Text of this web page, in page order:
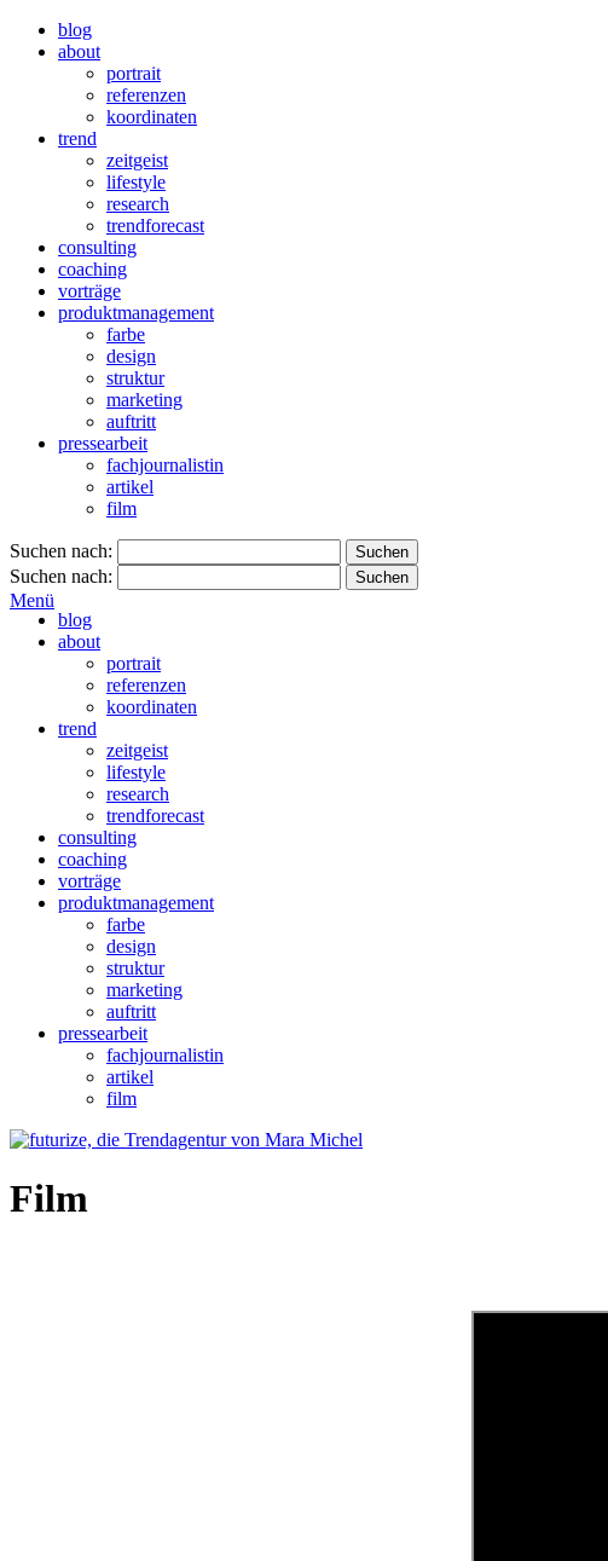
blog
about
portrait
referenzen
koordinaten
trend
zeitgeist
lifestyle
research
trendforecast
consulting
coaching
vorträge
produktmanagement
farbe
design
struktur
marketing
auftritt
pressearbeit
fachjournalistin
artikel
film
Suchen nach:
Suchen nach:
Menü
blog
about
portrait
referenzen
koordinaten
trend
zeitgeist
lifestyle
research
trendforecast
consulting
coaching
vorträge
produktmanagement
farbe
design
struktur
marketing
auftritt
pressearbeit
fachjournalistin
artikel
film
Film